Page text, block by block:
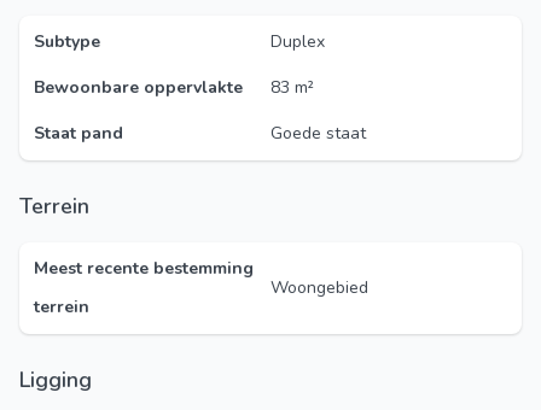
Subtype
Duplex
Bewoonbare oppervlakte
83 m²
Staat pand
Goede staat
Terrein
Meest recente bestemming
terrein
Woongebied
Ligging